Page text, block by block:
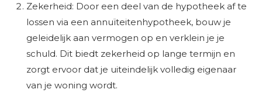
Zekerheid: Door een deel van de hypotheek af te
lossen via een annuïteitenhypotheek, bouw je
geleidelijk aan vermogen op en verklein je je
schuld. Dit biedt zekerheid op lange termijn en
zorgt ervoor dat je uiteindelijk volledig eigenaar
van je woning wordt.